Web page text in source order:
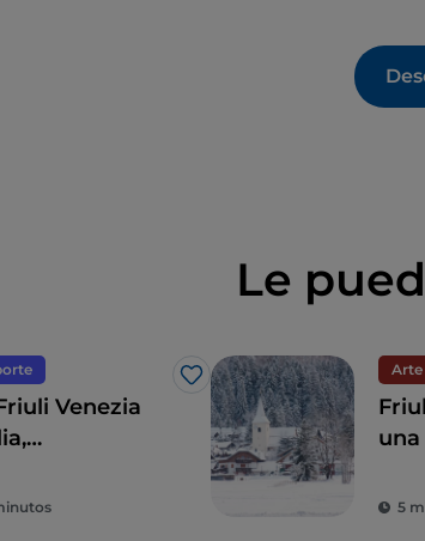
Le
Me gusta
Venezia
de los surcos
Arte
mar
5